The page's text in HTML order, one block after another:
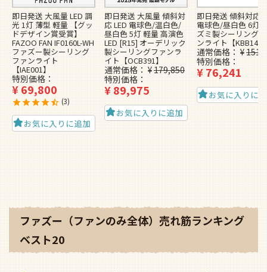
即日発送 大風量 LED 調
光 1灯 薄型 軽量 【グッ
ドデザイン賞受賞】
FAZOO FAN IF0160L-WH
ファズー製シーリング
ファンライト
【IAE001】
特別価格
¥69,800
3
お気に入りに追加
即日発送 大風量 傾斜対
応 LED 電球色/温白色/
昼白色 5灯 軽量 高演色
LED [R15] オーデリック
製シーリングファンラ
イト【OCB391】
通常価格 ¥179,850
特別価格
¥89,975
お気に入りに追加
即日発送 傾斜対応
電球色/昼白色 6灯
ズミ製シーリング
ンライト【KBB148
通常価格 ¥
特別価格
¥76,241
お気に入りに
ファズー（ファンのみ全体）売れ筋ランキング
ベスト20